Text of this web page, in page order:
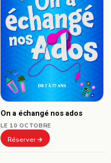
On a échangé nos ados
LE 10 OCTOBRE
Réserver